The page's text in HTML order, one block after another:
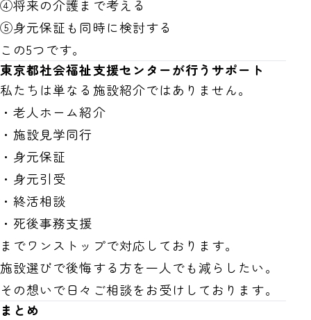
④将来の介護まで考える
⑤身元保証も同時に検討する
この5つです。
東京都社会福祉支援センターが行うサポート
私たちは単なる施設紹介ではありません。
・老人ホーム紹介
・施設見学同行
・身元保証
・身元引受
・終活相談
・死後事務支援
までワンストップで対応しております。
施設選びで後悔する方を一人でも減らしたい。
その想いで日々ご相談をお受けしております。
まとめ